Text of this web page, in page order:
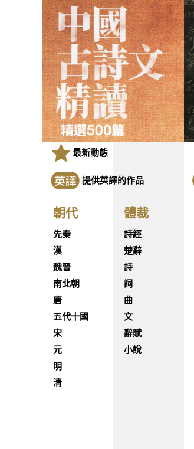
最新動態
提供英譯的作品
朝代
先秦
漢
魏晉
南北朝
唐
五代十國
宋
元
明
清
體裁
詩經
楚辭
詩
詞
曲
文
辭賦
小說